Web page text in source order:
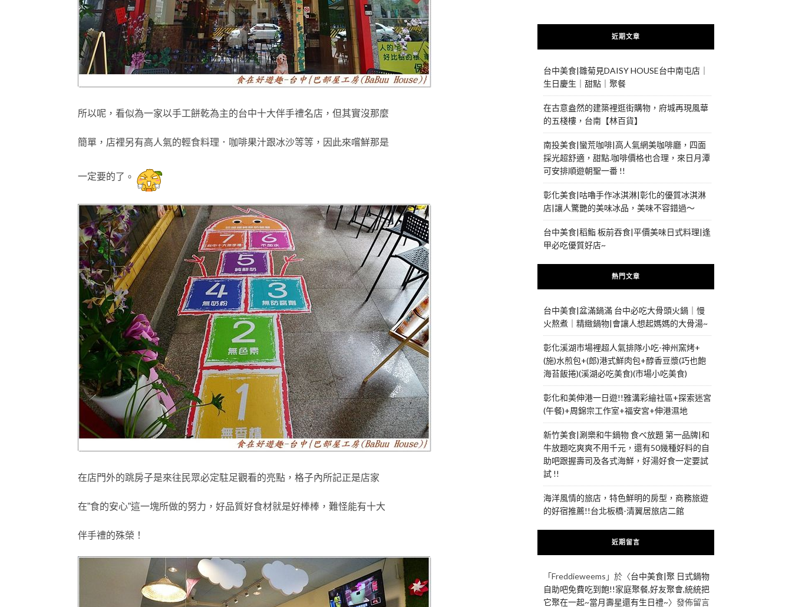
所以呢 ， 看似為一家以手工餅乾為主的台中十大伴手禮名店 ，但其實沒那麼
簡單 ， 店裡另有高人氣的輕食料理．咖啡果汁跟冰沙等等 ，因此來嚐鮮那是
一定要的了 。
在店門外的跳房子是來往民眾必定駐足觀看的亮點，格子內所記正是店家
在”食的安心”這一塊所做的努力 ，好品質好食材就是好棒棒 ，難怪能有十大
伴手禮的殊榮 ！
近期文章
台中美食|雛菊見DAISY HOUSE台中南屯店｜
生日慶生｜甜點｜聚餐
在古意盎然的建築裡逛街購物，府城再現風華
的五棧樓，台南【林百貨】
南投美食|蠻荒咖啡|高人氣網美咖啡廳，四面
採光超舒適，甜點.咖啡價格也合理，來日月潭
可安排順遊朝聖一番 !!
彰化美食|咕嚕手作冰淇淋|彰化的優質冰淇淋
店|讓人驚艷的美味冰品，美味不容錯過～
台中美食|稻鮨 板前吞食|平價美味日式料理|逢
甲必吃優質好店~
熱門文章
台中美食|盆滿鍋滿 台中必吃大骨頭火鍋｜慢
火熬煮｜精緻鍋物|會讓人想起媽媽的大骨湯~
彰化溪湖市場裡超人氣排隊小吃-神州窯烤+
(施)水煎包+(郎)港式鮮肉包+醇香豆漿(巧也飽
海苔飯捲)(溪湖必吃美食)(市場小吃美食)
彰化和美伸港一日遊!!雅溝彩繪社區+探索迷宮
(午餐)+周錦宗工作室+福安宮+伸港濕地
新竹美食|涮樂和牛鍋物 食べ放題 第一品牌|和
牛放題吃爽爽不用千元，還有50幾種好料的自
助吧跟握壽司及各式海鮮，好湯好食一定要試
試 !!
海洋風情的旅店，特色鮮明的房型，商務旅遊
的好宿推薦!!台北板橋-清翼居旅店二館
近期留言
「Freddieweems 」於〈台中美食|聚 日式鍋物
自助吧免費吃到飽!!家庭聚餐,好友聚會,統統把
它聚在一起~當月壽星還有生日禮~〉發佈留言